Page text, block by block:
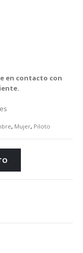
en contacto con
, Mujer, Piloto